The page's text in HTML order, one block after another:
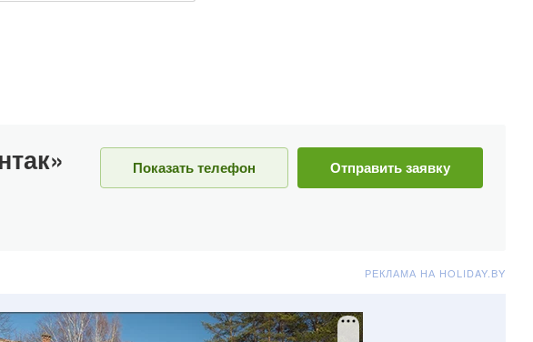
Показать телефон Отправить заявку
РЕКЛАМА НА HOLIDAY.BY